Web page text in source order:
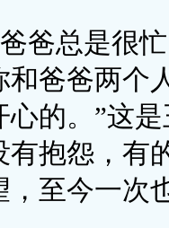
爸总是很
和爸爸两个
心的。”这
有抱怨，有
，至今一次